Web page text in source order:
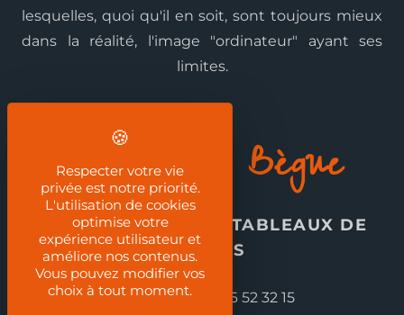
lesquelles, quoi qu'il en soit, sont toujours mieux
dans la réalité, l'image "ordinateur" ayant ses
limites.
Jean-Guy Bègue
REPRODUCTION DE TABLEAUX DE
MAÎTRES
Téléphone :
03 86 52 32 15
Respecter votre vie
privée est notre priorité.
L'utilisation de cookies
optimise votre
expérience utilisateur et
améliore nos contenus.
Vous pouvez modifier vos
choix à tout moment.